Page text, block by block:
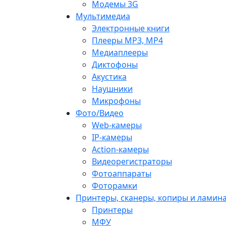
Модемы 3G
Мультимедиа
Электронные книги
Плееры MP3, MP4
Медиаплееры
Диктофоны
Акустика
Наушники
Микрофоны
Фото/Видео
Web-камеры
IP-камеры
Action-камеры
Видеорегистраторы
Фотоаппараты
Фоторамки
Принтеры, сканеры, копиры и
Принтеры
МФУ